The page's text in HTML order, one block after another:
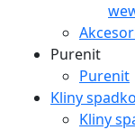
Purenit
Purenit
Kliny
Kliny